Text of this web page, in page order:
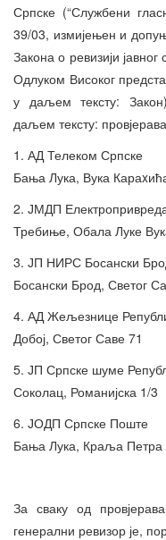
Српске (“Службени
39/03, измијењен и
Закона о ревизији
Одлуком Високог
у даљем тексту:
даљем тексту:
1. АД Телеком Српске
Бања Лука, Вука
2. ЈМДП
Требиње, Обала Луке
3. ЈП НИРС Босански
Босански Брод, Светог
4. АД Жељезнице
Добој, Светог Саве 71
5. ЈП Српске шуме
Соколац, Романијска 1/3
6. ЈОДП Српске Поште
Бања Лука, Краља Петра
За сваку од
генерални ревизор је,